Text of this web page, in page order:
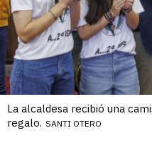
La alcaldesa recibió una
regalo. SANTI OTERO